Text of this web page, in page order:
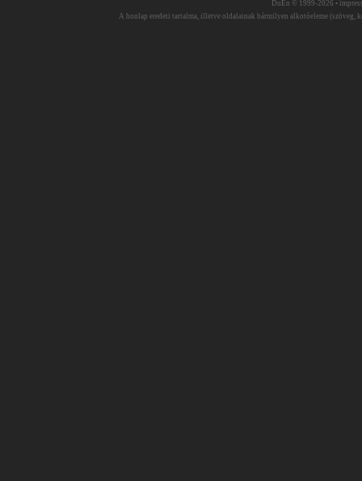
DuEn © 1999-2026 •
A honlap eredeti tartalma, illetve oldalainak bármilyen alkotóeleme (szöveg,